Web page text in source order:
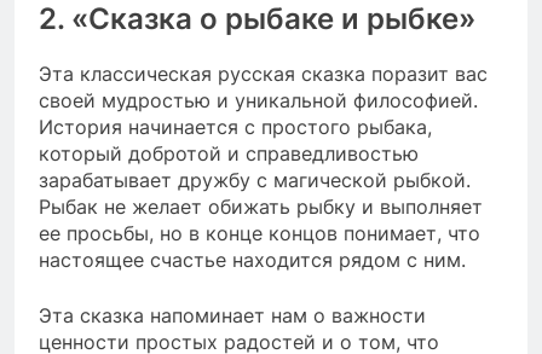
2. «Сказка о рыбаке и рыбке»
Эта классическая русская сказка поразит вас
своей мудростью и уникальной философией.
История начинается с простого рыбака,
который добротой и справедливостью
зарабатывает дружбу с магической рыбкой.
Рыбак не желает обижать рыбку и выполняет
ее просьбы, но в конце концов понимает, что
настоящее счастье находится рядом с ним.
Эта сказка напоминает нам о важности
ценности простых радостей и о том, что